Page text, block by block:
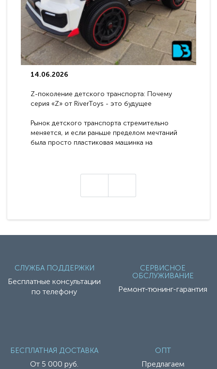
14.06.2026
Z-поколение детского транспорта: Почему
серия «Z» от RiverToys - это будущее
Рынок детского транспорта стремительно
меняется, и если раньше пределом мечтаний
была просто пластиковая машинка на
СЛУЖБА ПОДДЕРЖКИ
Бесплатные консультации
по телефону
СЕРВИСНОЕ
ОБСЛУЖИВАНИЕ
Ремонт-тюнинг-гарантия
БЕСПЛАТНАЯ ДОСТАВКА
От 5 000 руб.
ОПТ
Предлагаем